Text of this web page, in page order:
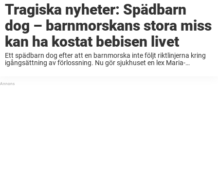
Tragiska nyheter: Spädbarn
dog – barnmorskans stora miss
kan ha kostat bebisen livet
Ett spädbarn dog efter att en barnmorska inte följt riktlinjerna kring
igångsättning av förlossning. Nu gör sjukhuset en lex Maria-